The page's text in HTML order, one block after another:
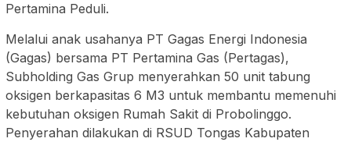
Pertamina Peduli.
Melalui anak usahanya PT Gagas Energi Indonesia
(Gagas) bersama PT Pertamina Gas (Pertagas),
Subholding Gas Grup menyerahkan 50 unit tabung
oksigen berkapasitas 6 M3 untuk membantu memenuhi
kebutuhan oksigen Rumah Sakit di Probolinggo.
Penyerahan dilakukan di RSUD Tongas Kabupaten